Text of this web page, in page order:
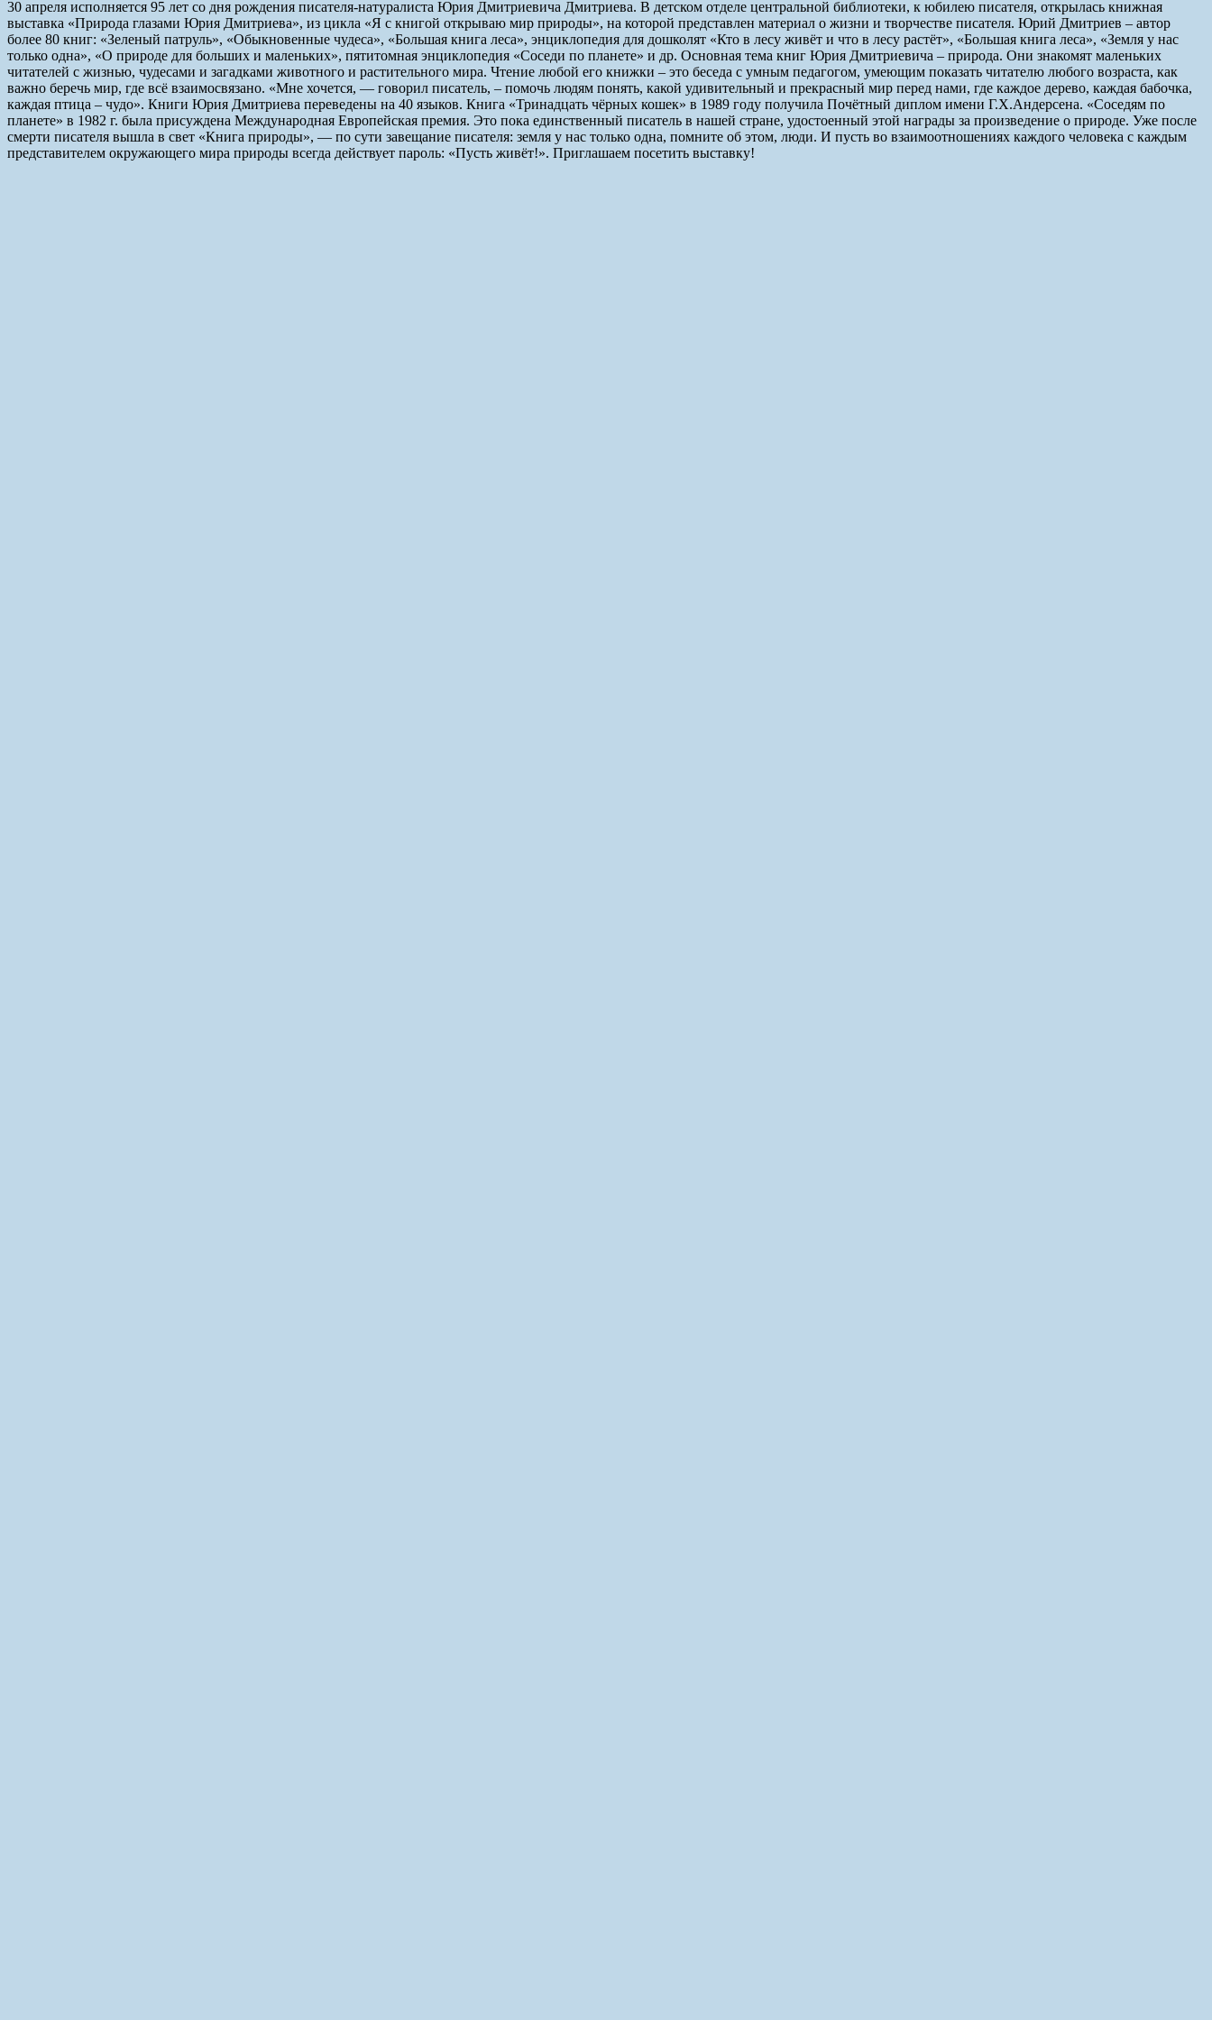
30 апреля исполняется 95 лет со дня рождения писателя-натуралиста Юрия Дмитриевича Дмитриева. В детском отделе центральной библиотеки, к юбилею писателя, открылась книжная
выставка «Природа глазами Юрия Дмитриева», из цикла «Я с книгой открываю мир природы», на которой представлен материал о жизни и творчестве писателя. Юрий Дмитриев – автор
более 80 книг: «Зеленый патруль», «Обыкновенные чудеса», «Большая книга леса», энциклопедия для дошколят «Кто в лесу живёт и что в лесу растёт», «Большая книга леса», «Земля у нас
только одна», «О природе для больших и маленьких», пятитомная энциклопедия «Соседи по планете» и др. Основная тема книг Юрия Дмитриевича – природа. Они знакомят маленьких
читателей с жизнью, чудесами и загадками животного и растительного мира. Чтение любой его книжки – это беседа с умным педагогом, умеющим показать читателю любого возраста, как
важно беречь мир, где всё взаимосвязано. «Мне хочется, — говорил писатель, – помочь людям понять, какой удивительный и прекрасный мир перед нами, где каждое дерево, каждая бабочка,
каждая птица – чудо». Книги Юрия Дмитриева переведены на 40 языков. Книга «Тринадцать чёрных кошек» в 1989 году получила Почётный диплом имени Г.Х.Андерсена. «Соседям по
планете» в 1982 г. была присуждена Международная Европейская премия. Это пока единственный писатель в нашей стране, удостоенный этой награды за произведение о природе. Уже после
смерти писателя вышла в свет «Книга природы», — по сути завещание писателя: земля у нас только одна, помните об этом, люди. И пусть во взаимоотношениях каждого человека с каждым
представителем окружающего мира природы всегда действует пароль: «Пусть живёт!». Приглашаем посетить выставку!